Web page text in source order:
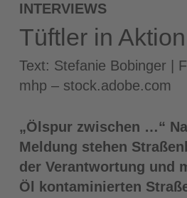
INTERVIEWS
Tüftler in Aktion
Text: Stefanie Bobinger |
mhp – stock.adobe.com
„Ölspur zwischen …“
Meldung stehen
der Verantwortung und
Öl kontaminierten